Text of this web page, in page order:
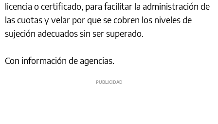
licencia o certificado, para facilitar la administración de
las cuotas y velar por que se cobren los niveles de
sujeción adecuados sin ser superado.
Con información de agencias.